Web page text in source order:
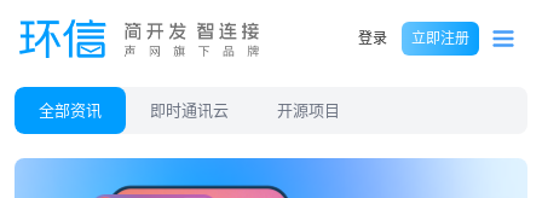
登录 立即注册
全部资讯 即时通讯云 开源项目